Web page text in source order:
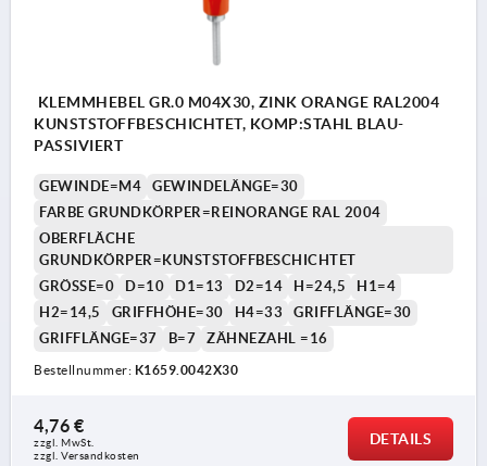
KLEMMHEBEL GR.0 M04X30, ZINK ORANGE RAL2004
KUNSTSTOFFBESCHICHTET, KOMP:STAHL BLAU-
PASSIVIERT
GEWINDE=M4
GEWINDELÄNGE=30
FARBE GRUNDKÖRPER=REINORANGE RAL 2004
OBERFLÄCHE
GRUNDKÖRPER=KUNSTSTOFFBESCHICHTET
GRÖSSE=0
D=10 D1=13 D2=14 H=24,5
H1=4
H2=14,5
GRIFFHÖHE=30 H4=33
GRIFFLÄNGE=30
GRIFFLÄNGE=37
B=7 ZÄHNEZAHL =16
Bestellnummer: K1659.0042X30
4,76 €
zzgl. MwSt.
zzgl. Versandkosten
DETAILS